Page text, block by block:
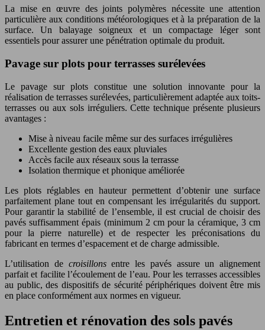
La mise en œuvre des joints polymères nécessite une attention
particulière aux conditions météorologiques et à la préparation de la
surface. Un balayage soigneux et un compactage léger sont
essentiels pour assurer une pénétration optimale du produit.
Pavage sur plots pour terrasses surélevées
Le pavage sur plots constitue une solution innovante pour la
réalisation de terrasses surélevées, particulièrement adaptée aux toits-
terrasses ou aux sols irréguliers. Cette technique présente plusieurs
avantages :
Mise à niveau facile même sur des surfaces irrégulières
Excellente gestion des eaux pluviales
Accès facile aux réseaux sous la terrasse
Isolation thermique et phonique améliorée
Les plots réglables en hauteur permettent d’obtenir une surface
parfaitement plane tout en compensant les irrégularités du support.
Pour garantir la stabilité de l’ensemble, il est crucial de choisir des
pavés suffisamment épais (minimum 2 cm pour la céramique, 3 cm
pour la pierre naturelle) et de respecter les préconisations du
fabricant en termes d’espacement et de charge admissible.
L’utilisation de croisillonsentre les pavés assure un alignement
parfait et facilite l’écoulement de l’eau. Pour les terrasses accessibles
au public, des dispositifs de sécurité périphériques doivent être mis
en place conformément aux normes en vigueur.
Entretien et rénovation des sols pavés